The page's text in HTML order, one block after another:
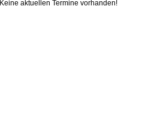
Keine aktuellen Termine vorhanden!